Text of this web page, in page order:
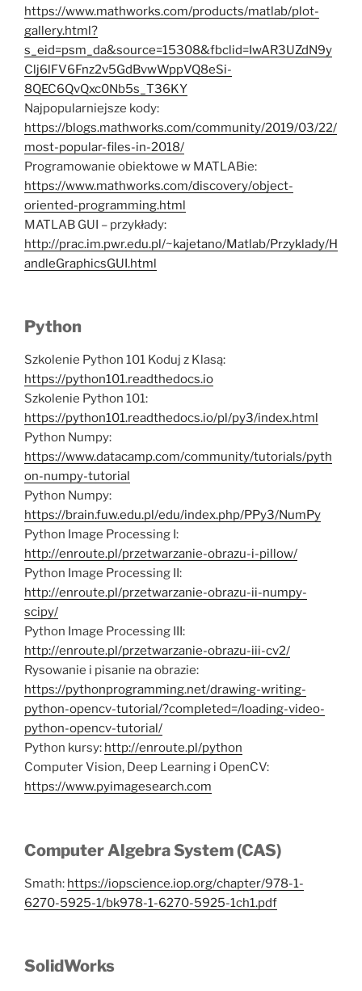
https://www.mathworks.com/products/matlab/plot-
gallery.html?
s_eid=psm_da&source=15308&fbclid=IwAR3UZdN9y
Clj6lFV6Fnz2v5GdBvwWppVQ8eSi-
8QEC6QvQxc0Nb5s_T36KY
Najpopularniejsze kody:
https://blogs.mathworks.com/community/2019/03/22/
most-popular-files-in-2018/
Programowanie obiektowe w MATLABie:
https://www.mathworks.com/discovery/object-
oriented-programming.html
MATLAB GUI – przykłady:
http://prac.im.pwr.edu.pl/~kajetano/Matlab/Przyklady/H
andleGraphicsGUI.html
Python
Szkolenie Python 101 Koduj z Klasą:
https://python101.readthedocs.io
Szkolenie Python 101:
https://python101.readthedocs.io/pl/py3/index.html
Python Numpy:
https://www.datacamp.com/community/tutorials/pyth
on-numpy-tutorial
Python Numpy:
https://brain.fuw.edu.pl/edu/index.php/PPy3/NumPy
Python Image Processing I:
http://enroute.pl/przetwarzanie-obrazu-i-pillow/
Python Image Processing II:
http://enroute.pl/przetwarzanie-obrazu-ii-numpy-
scipy/
Python Image Processing III:
http://enroute.pl/przetwarzanie-obrazu-iii-cv2/
Rysowanie i pisanie na obrazie:
https://pythonprogramming.net/drawing-writing-
python-opencv-tutorial/?completed=/loading-video-
python-opencv-tutorial/
Python kursy: http://enroute.pl/python
Computer Vision, Deep Learning i OpenCV:
https://www.pyimagesearch.com
Computer Algebra System (CAS)
Smath: https://iopscience.iop.org/chapter/978-1-
6270-5925-1/bk978-1-6270-5925-1ch1.pdf
SolidWorks